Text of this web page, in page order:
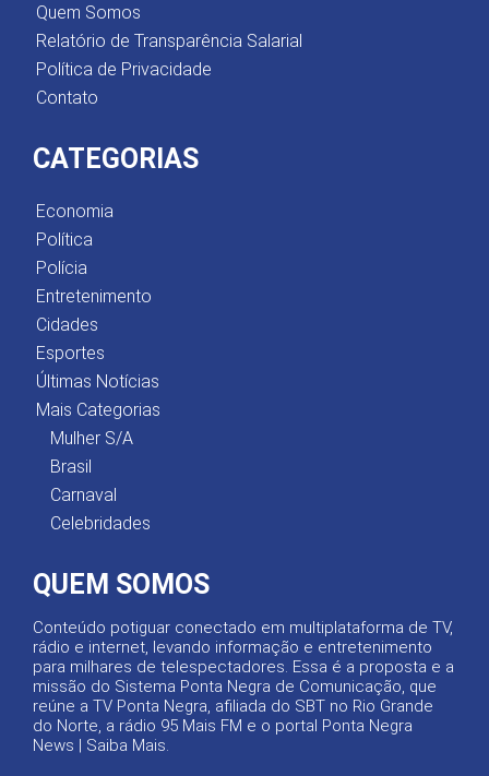
Quem Somos
Relatório de Transparência Salarial
Política de Privacidade
Contato
CATEGORIAS
Economia
Política
Polícia
Entretenimento
Cidades
Esportes
Últimas Notícias
Mais Categorias
Mulher S/A
Brasil
Carnaval
Celebridades
QUEM SOMOS
Conteúdo potiguar conectado em multiplataforma de TV,
rádio e internet, levando informação e entretenimento
para milhares de telespectadores. Essa é a proposta e a
missão do Sistema Ponta Negra de Comunicação, que
reúne a TV Ponta Negra, afiliada do SBT no Rio Grande
do Norte, a rádio 95 Mais FM e o portal Ponta Negra
News | Saiba Mais.